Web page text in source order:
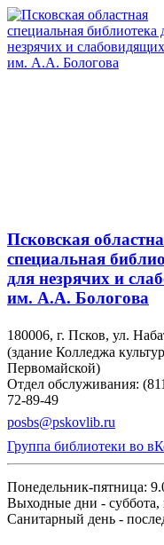
Псковская
специальная
для незрячих и
им. А.А. Бологова
180006, г. Псков, ул.
(здание Колледжа
Первомайской)
Отдел обслуживания:
72-89-49
posbs@pskovlib.ru
Группа библиотеки во
Понедельник-пятница:
Выходные дни - суббота,
Санитарный день -